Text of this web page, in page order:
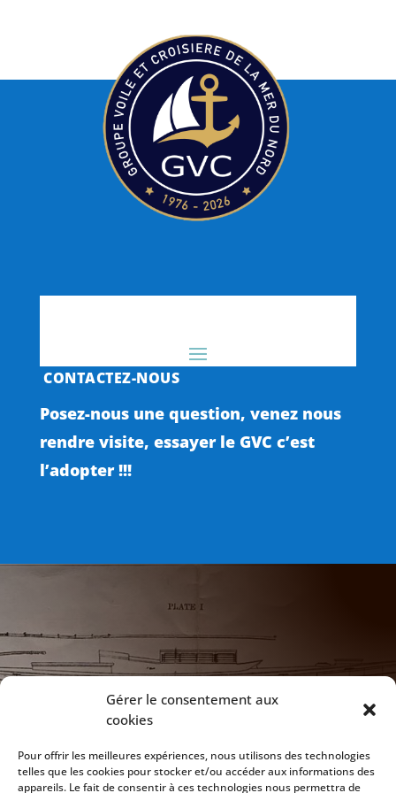
Gérer le consentement aux
cookies
Pour offrir les meilleures expériences, nous utilisons des technologies
telles que les cookies pour stocker et/ou accéder aux informations des
appareils. Le fait de consentir à ces technologies nous permettra de
CONTACTEZ-NOUS
Posez-nous une question, venez nous
rendre visite, essayer le GVC c’est
l’adopter !!!
NOTRE ADRESSE
172 Chaussée de Vilvoorde
1120 Bruxelles